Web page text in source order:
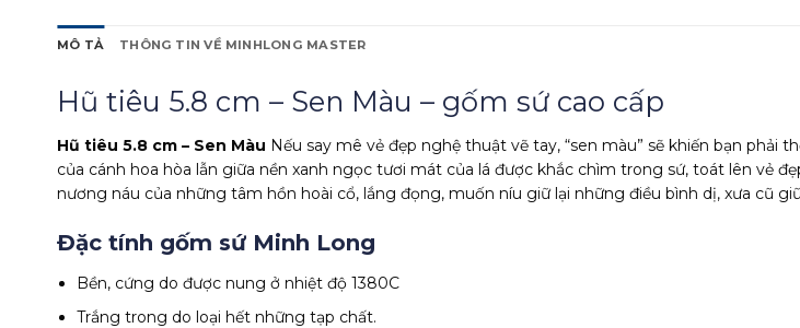
MÔ TẢ THÔNG TIN VỀ MINHLONG MASTER
Hũ tiêu 5.8 cm – Sen Màu – gốm sứ cao cấp
Hũ tiêu 5.8 cm – Sen Màu Nếu say mê vẻ đẹp nghệ thuật vẽ tay, “sen màu” sẽ khiến bạn
của cánh hoa hòa lẫn giữa nền xanh ngọc tươi mát của lá được khắc chìm trong sứ, toát lên vẻ
nương náu của những tâm hồn hoài cổ, lắng đọng, muốn níu giữ lại những điều bình dị, xưa cũ
Đặc tính gốm sứ Minh Long
Bền, cứng do được nung ở nhiệt độ 1380C
Trắng trong do loại hết những tạp chất.